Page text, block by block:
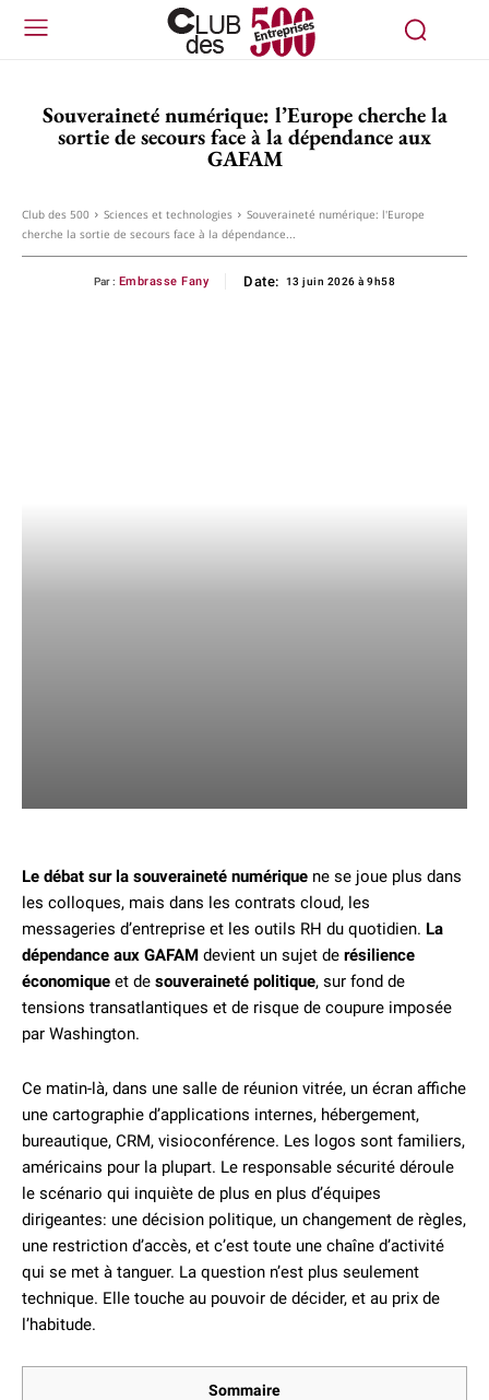
Souveraineté numérique: l’Europe cherche la
sortie de secours face à la dépendance aux
GAFAM
Club des 500 Sciences et technologies
Souveraineté numérique: l'Europe
cherche la sortie de secours face à la dépendance...
Par : Embrasse Fany Date: 13 juin 2026 à 9h58
Le débat sur la souveraineté numérique ne se joue plus dans
les colloques, mais dans les contrats cloud, les
messageries d’entreprise et les outils RH du quotidien. La
dépendance aux GAFAM devient un sujet de résilience
économique et de souveraineté politique, sur fond de
tensions transatlantiques et de risque de coupure imposée
par Washington.
Ce matin-là, dans une salle de réunion vitrée, un écran affiche
une cartographie d’applications internes, hébergement,
bureautique, CRM, visioconférence. Les logos sont familiers,
américains pour la plupart. Le responsable sécurité déroule
le scénario qui inquiète de plus en plus d’équipes
dirigeantes: une décision politique, un changement de règles,
une restriction d’accès, et c’est toute une chaîne d’activité
qui se met à tanguer. La question n’est plus seulement
technique. Elle touche au pouvoir de décider, et au prix de
l’habitude.
Sommaire